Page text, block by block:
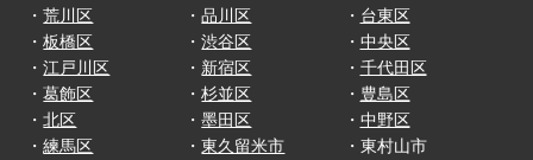
・荒川区
・板橋区
・江戸川区
・葛飾区
・北区
・品川区
・渋谷区
・ 新宿区
・杉並区
・墨田区
・ 台東区
・ 中央区
・ 千代田区
・ 豊島区
・ 中野区
・練馬区
・東久留米市
・東村山市